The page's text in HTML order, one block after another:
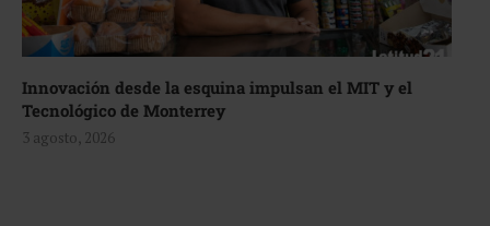
Innovación desde la esquina impulsan el MIT y el
Tecnológico de Monterrey
3 agosto, 2026